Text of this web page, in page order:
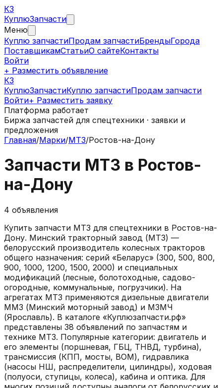
КЗ
КуплюЗапчасти
Меню
Куплю запчастиПродам запчастиБрендыГорода
ПоставщикамСтатьиО сайтеКонтакты
Войти
+ Разместить объявление
КЗ
КуплюЗапчастиКуплю запчастиПродам запчасти
Войти+ Разместить заявку
Платформа работает
Биржа запчастей для спецтехники · заявки и
предложения
Главная/Марки/МТЗ/Ростов-на-Дону
Запчасти МТЗ в Ростов-
на-Дону
4 объявления
Купить запчасти МТЗ для спецтехники в Ростов-на-
Дону. Минский тракторный завод (МТЗ) —
белорусский производитель колесных тракторов
общего назначения: серий «Беларус» (300, 500, 800,
900, 1000, 1200, 1500, 2000) и специальных
модификаций (лесные, болотоходные, садово-
огородные, коммунальные, погрузчики). На
агрегатах МТЗ применяются дизельные двигатели
ММЗ (Минский моторный завод) и МЗМЧ
(Ярославль). В каталоге «Куплюзапчасти.рф»
представлены 38 объявлений по запчастям и
технике МТЗ. Популярные категории: двигатель и
его элементы (поршневая, ГБЦ, ТНВД, турбина),
трансмиссия (КПП, мосты, ВОМ), гидравлика
(насосы НШ, распределители, цилиндры), ходовая
(полуоси, ступицы, колеса), кабина и оптика. Для